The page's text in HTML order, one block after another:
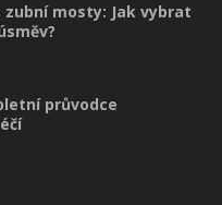
mosty: Jak vybrat
průvodce